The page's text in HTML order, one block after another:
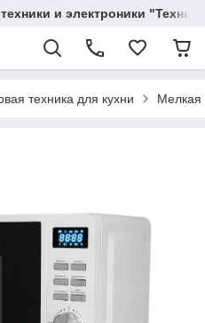
и электроники
техника для кухни Мелкая